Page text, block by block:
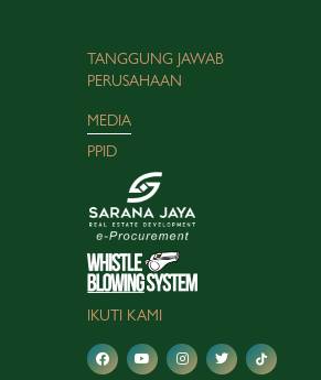
TANGGUNG JAWAB
PERUSAHAAN
MEDIA
PPID
IKUTI KAMI